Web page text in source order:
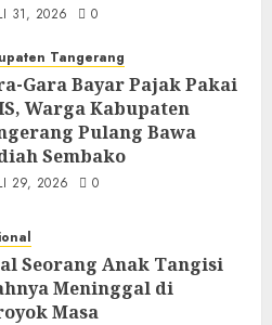
31, 2026 0
Tangerang
Gara Bayar Pajak Pakai
Warga Kabupaten
Pulang Bawa
Sembako
29, 2026 0
Seorang Anak Tangisi
Meninggal di
Masa